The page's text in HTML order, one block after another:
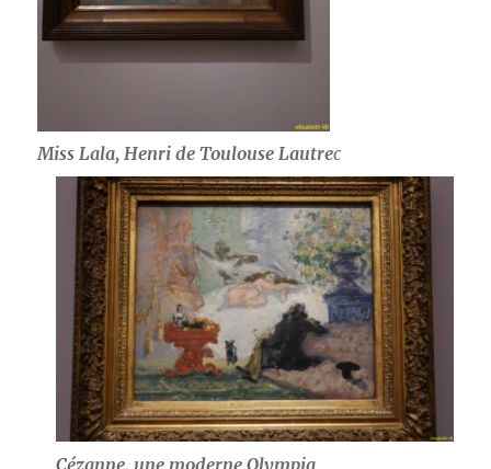
Miss Lala, Henri de Toulouse Lautrec
Cézanne, une moderne Olympia